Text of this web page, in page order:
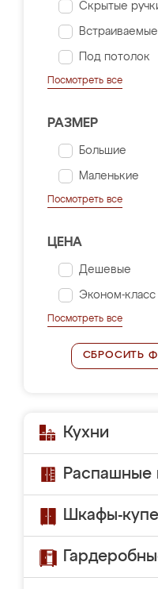
Скрытые
Встраиваемые
Под потолок
Посмотреть все
РАЗМЕР
Большие
Маленькие
Посмотреть все
ЦЕНА
Дешевые
Эконом-класс
Посмотреть все
СБРОСИТЬ
Кухни
Распашные
Шкафы-купе